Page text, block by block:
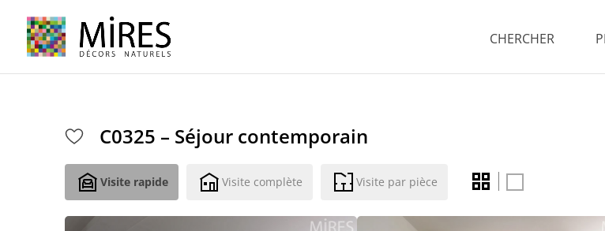
CHERCHER
C0325 – Séjour contemporain
Visite rapide Visite complète Visite par pièce